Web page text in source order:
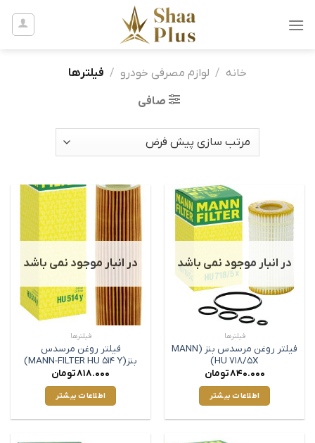
خانه / لوازم مصرفی خودرو / فیلترها
صافی
در انبار موجود نمی باشد
فیلترها
فیلتر روغن مرسدس بنز (MANN
HU 718/5X)
840.000تومان
اطلاعات بیشتر
در انبار موجود نمی باشد
فیلترها
فیلتر روغن مرسدس
بنز(MANN-FILTER HU 514 Y)
818.000تومان
اطلاعات بیشتر